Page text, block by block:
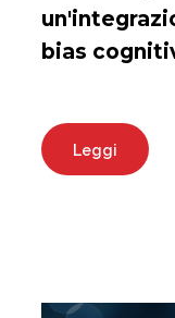
bias
Leggi